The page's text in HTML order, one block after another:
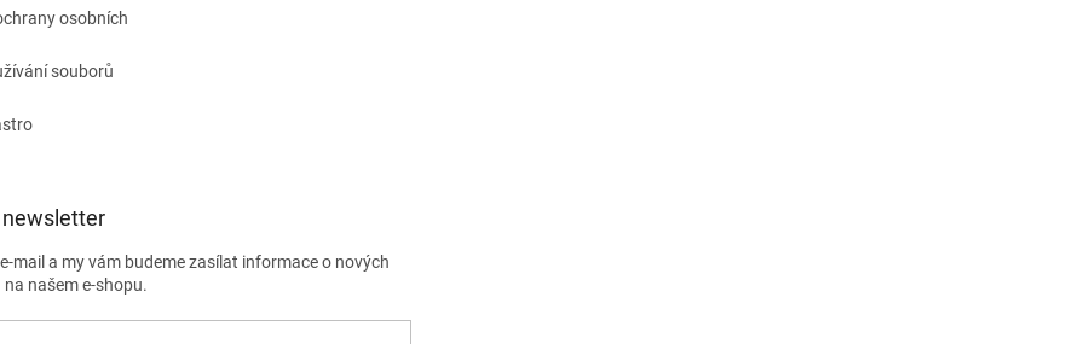
osobních
souborů
mail a my vám budeme zasílat informace o nových
našem e-shopu.